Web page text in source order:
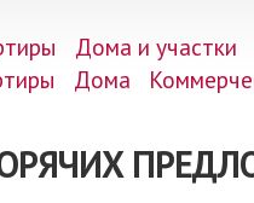
Дома и участки
Дома